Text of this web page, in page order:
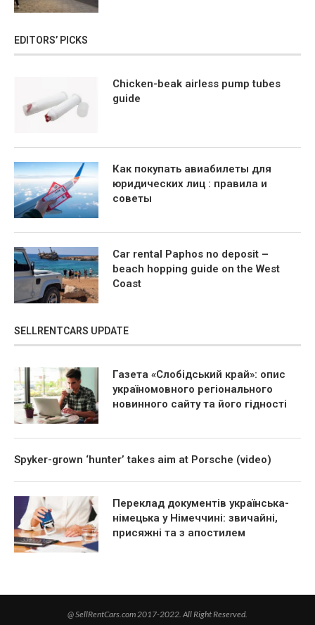
EDITORS’ PICKS
Chicken-beak airless pump tubes
guide
Как покупать авиабилеты для
юридических лиц : правила и
советы
Car rental Paphos no deposit –
beach hopping guide on the West
Coast
SELLRENTCARS UPDATE
Газета «Слобідський край»: опис
україномовного регіонального
новинного сайту та його гідності
Spyker-grown ‘hunter’ takes aim at Porsche (video)
Переклад документів українська-
німецька у Німеччині: звичайні,
присяжні та з апостилем
@ SellRentCars.com 2017-2022. All Right Reserved.